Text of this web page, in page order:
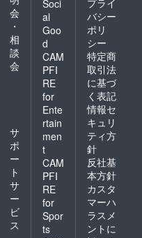
会
・
相
談
会
サ
ポ
ー
ト
サ
ー
ビ
ス
Soci
al
Goo
d
CAM
PFI
RE
for
Ente
rtain
men
t
CAM
PFI
RE
for
Spor
ts
バシー
ポリ
シー
特定商
取引法
に基づ
く表記
情報セ
キュリ
ティ方
針
反社基
本方針
カスタ
マーハ
ラスメ
ントに